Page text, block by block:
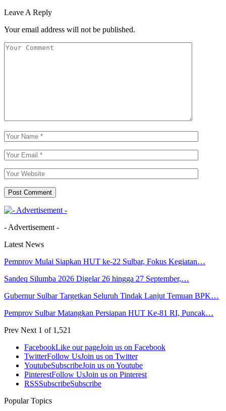
Leave A Reply
Your email address will not be published.
- Advertisement -
Latest News
Pemprov Mulai Siapkan HUT ke-22 Sulbar, Fokus Kegiatan…
Sandeq Silumba 2026 Digelar 26 hingga 27 September,…
Gubernur Sulbar Targetkan Seluruh Tindak Lanjut Temuan BPK…
Pemprov Sulbar Matangkan Persiapan HUT Ke-81 RI, Puncak…
Prev Next 1 of 1,521
FacebookLike our pageJoin us on Facebook
TwitterFollow UsJoin us on Twitter
YoutubeSubscribeJoin us on Youtube
PinterestFollow UsJoin us on Pinterest
RSSSubscribeSubscribe
Popular Topics